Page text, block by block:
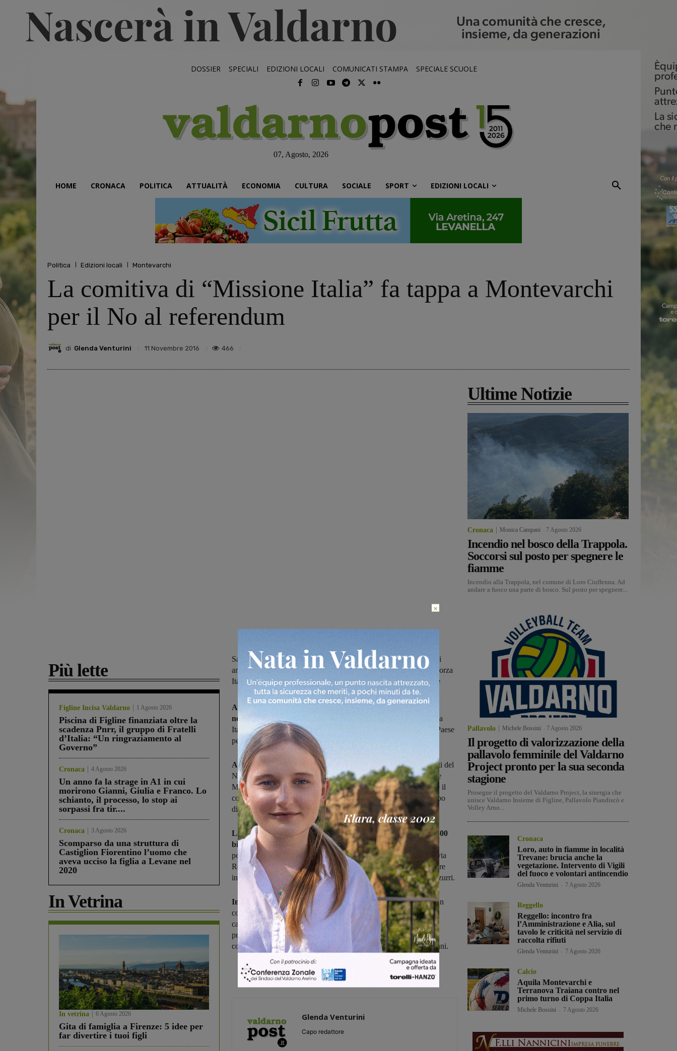
DOSSIER SPECIALI EDIZIONI LOCALI COMUNICATI STAMPA SPECIALE SCUOLE
07, Agosto, 2026
HOME CRONACA POLITICA ATTUALITÀ ECONOMIA CULTURA SOCIALE SPORT EDIZIONI LOCALI
Politica Edizioni locali Montevarchi
La comitiva di “Missione Italia” fa tappa a Montevarchi
per il No al referendum
di Glenda Venturini 11 Novembre 2016 466
Più lette
Figline Incisa Valdarno 1 Agosto 2026
Piscina di Figline finanziata oltre la
scadenza Pnrr, il gruppo di Fratelli
d’Italia: “Un ringraziamento al
Governo”
Cronaca 4 Agosto 2026
Un anno fa la strage in A1 in cui
morirono Gianni, Giulia e Franco. Lo
schianto, il processo, lo stop ai
sorpassi fra tir....
Cronaca 3 Agosto 2026
Scomparso da una struttura di
Castiglion Fiorentino l’uomo che
aveva ucciso la figlia a Levane nel
2020
In Vetrina
In vetrina 6 Agosto 2026
Gita di famiglia a Firenze: 5 idee per
far divertire i tuoi figli
Sabato 12 novembre dalle 14,30 nel centro storico di Montevarchi
arriveranno quindici Fiat 500 di “Missione Italia”, l’iniziativa di Forza
Italia per sostenere i comitati del No al referendum del 4 dicembre
Arriveranno nel primo pomeriggio di domani, sabato 12
novembre, le Fiat 500 di "Missione Italia"
, la carovana di Forza
Italia promossa da Silvio Berlusconi, che sta percorrendo tutto il Paese
per dire No alla Referendum sulla riforma costituzionale.
Ad organizzare l'iniziativa nel cuore di Montevarchii Comitati del
No del Valdarno di Forza Italia, guidati da Francesca Lucchesini e
Massimo Mustich insieme ai membri del comitato, simpatizzanti e il
coordinatore comunale Angiolo Salvi hanno organizzato un gazebo
divulgativo.
La comitiva formata da volontari alla guida di quindici Fiat 500
bianchecon lo stemma di Forza Italia e la scritta #iovotono sulle
portiere, transiterà intorno alla mandorla del centro storico fino a via
Roma fermandosi nei pressi di Piazza Varchi per circa un'ora a dare
informazioni, poi saluterà tutti con il consueto lancio di palloni azzurri.
In serata è attesa infatti in Piazza San Jacopo ad Arezzoper un
comizio al quale saranno presenti, il coordinatore regionale e
capogruppo in regione Toscana Stefano Mugnai, il coordinatore
provinciale Felice Maurizio D'Ettore, insieme ai membri del
coordinamento provinciale di Forza Italia e gli eletti nei vari comuni.
Glenda Venturini
Capo redattore
Ultime Notizie
Cronaca Monica Campani 7 Agosto 2026
Incendio nel bosco della Trappola.
Soccorsi sul posto per spegnere le
fiamme
Incendio alla Trappola, nel comune di Loro Ciuffenna. Ad
andare a fuoco una parte di bosco. Sul posto per spegnere...
Pallavolo Michele Bossini 7 Agosto 2026
Il progetto di valorizzazione della
pallavolo femminile del Valdarno
Project pronto per la sua seconda
stagione
Prosegue il progetto del Valdarno Project, la sinergia che
unisce Valdarno Insieme di Figline, Pallavolo Piandiscò e
Volley Arno...
Cronaca
Loro, auto in fiamme in località
Trevane: brucia anche la
vegetazione. Intervento di Vigili
del fuoco e volontari antincendio
Glenda Venturini 7 Agosto 2026
Reggello
Reggello: incontro fra
l’Amministrazione e Alia, sul
tavolo le criticità nel servizio di
raccolta rifiuti
Glenda Venturini 7 Agosto 2026
Calcio
Aquila Montevarchi e
Terranova Traiana contro nel
primo turno di Coppa Italia
Michele Bossini 7 Agosto 2026
×